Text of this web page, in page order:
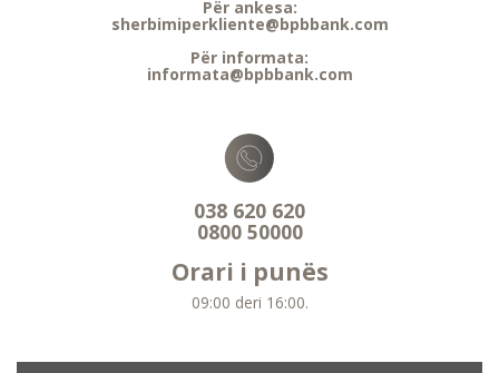
Për ankesa:
sherbimiperkliente@bpbbank.com
Për informata:
informata@bpbbank.com
038 620 620
0800 50000
Orari i punës
09:00 deri 16:00.